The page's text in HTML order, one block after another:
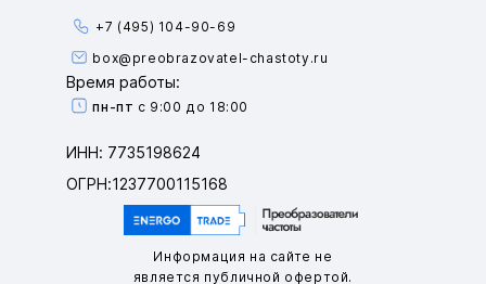
+7 (495) 104-90-69
box@preobrazovatel-chastoty.ru
Время работы:
пн-пт с 9:00 до 18:00
ИНН: 7735198624
ОГРН:1237700115168
Информация на сайте не
является публичной офертой.